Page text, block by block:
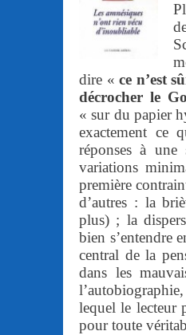
dire «ce n’est
décrocher le
« sur du papier
exactement ce
réponses à
variations
première
d’autres : la
plus) ; la
bien s’entendre
central de la
dans les
lequel le lecteur
pour toute